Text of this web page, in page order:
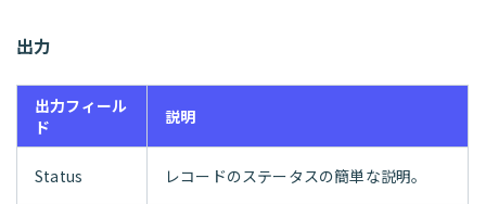
出力
出力フィール
ド
説明
Status レコードのステータスの簡単な説明。